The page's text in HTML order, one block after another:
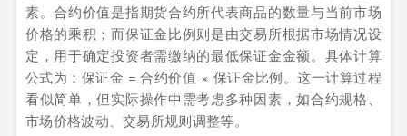
素。合约价值是指期货合约所代表商品的数量与当前市场
价格的乘积；而保证金比例则是由交易所根据市场情况设
定，用于确定投资者需缴纳的最低保证金金额。具体计算
公式为：保证金 = 合约价值 × 保证金比例。这一计算过程
看似简单，但实际操作中需考虑多种因素，如合约规格、
市场价格波动、交易所规则调整等。